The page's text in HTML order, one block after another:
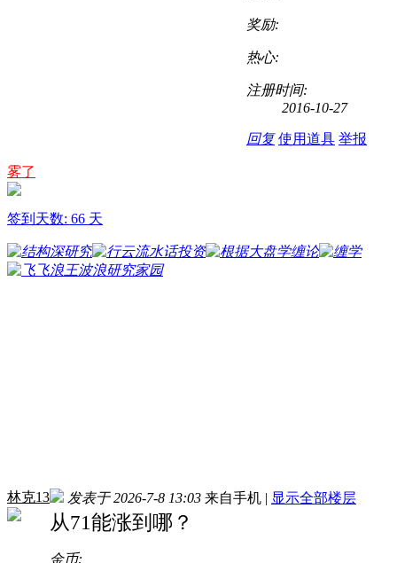
奖励:
热心:
注册时间:
2016-10-27
回复 使用道具 举报
雾了
签到天数: 66 天
林克13 发表于 2026-7-8 13:03 来自手机 | 显示全部楼层
从71能涨到哪？
金币: